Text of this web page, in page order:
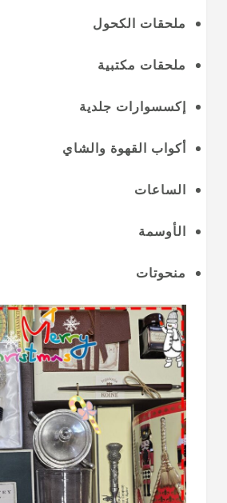
ملحقات الكحول
ملحقات مكتبية
إكسسوارات جلدية
أكواب القهوة والشاي
الساعات
الأوسمة
منحوتات